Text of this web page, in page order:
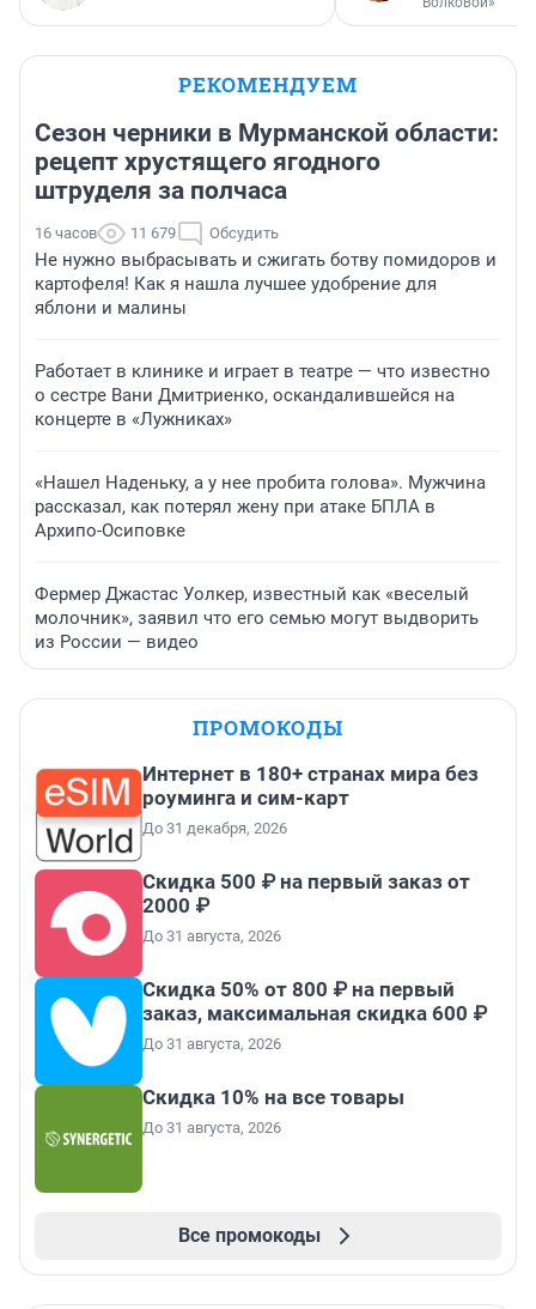
РЕКОМЕНДУЕМ
Сезон черники в Мурманской области:
рецепт хрустящего ягодного
штруделя за полчаса
16 часов 11 679 Обсудить
Не нужно выбрасывать и сжигать ботву помидоров и
картофеля! Как я нашла лучшее удобрение для
яблони и малины
Работает в клинике и играет в театре — что известно
о сестре Вани Дмитриенко, оскандалившейся на
концерте в «Лужниках»
«Нашел Наденьку, а у нее пробита голова». Мужчина
рассказал, как потерял жену при атаке БПЛА в
Архипо-Осиповке
Фермер Джастас Уолкер, известный как «веселый
молочник», заявил что его семью могут выдворить
из России — видео
ПРОМОКОДЫ
Интернет в 180+ странах мира без
роуминга и сим-карт
До 31 декабря, 2026
Скидка 500 ₽ на первый заказ от
2000 ₽
До 31 августа, 2026
Скидка 50% от 800 ₽ на первый
заказ, максимальная скидка 600 ₽
До 31 августа, 2026
Скидка 10% на все товары
До 31 августа, 2026
Все промокоды